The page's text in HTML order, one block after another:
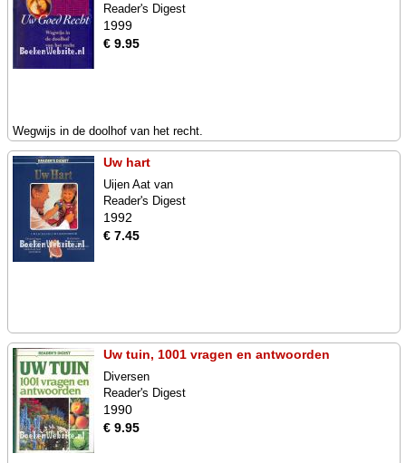
Reader's Digest
1999
€ 9.95
Wegwijs in de doolhof van het recht.
Uw hart
Uijen Aat van
Reader's Digest
1992
€ 7.45
Uw tuin, 1001 vragen en antwoorden
Diversen
Reader's Digest
1990
€ 9.95